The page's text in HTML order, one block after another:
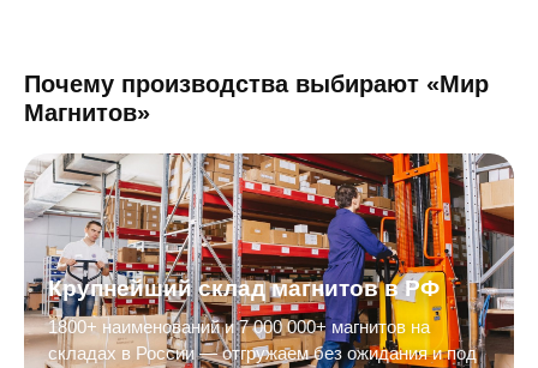
Почему производства выбирают «Мир
Магнитов»
Крупнейший склад магнитов в РФ
1800+ наименований и 7 000 000+ магнитов на
складах в России — отгружаем без ожидания и под